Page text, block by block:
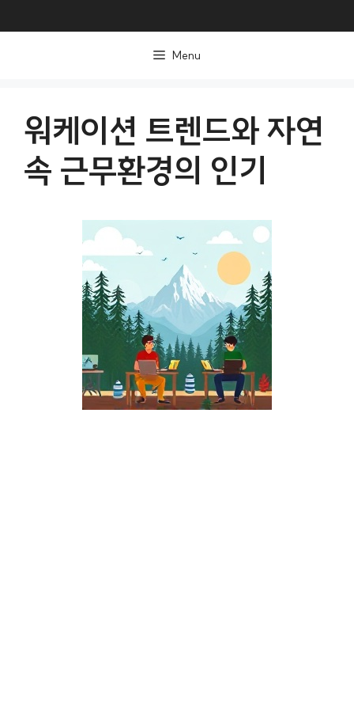
Menu
워케이션 트렌드와 자연
속 근무환경의 인기